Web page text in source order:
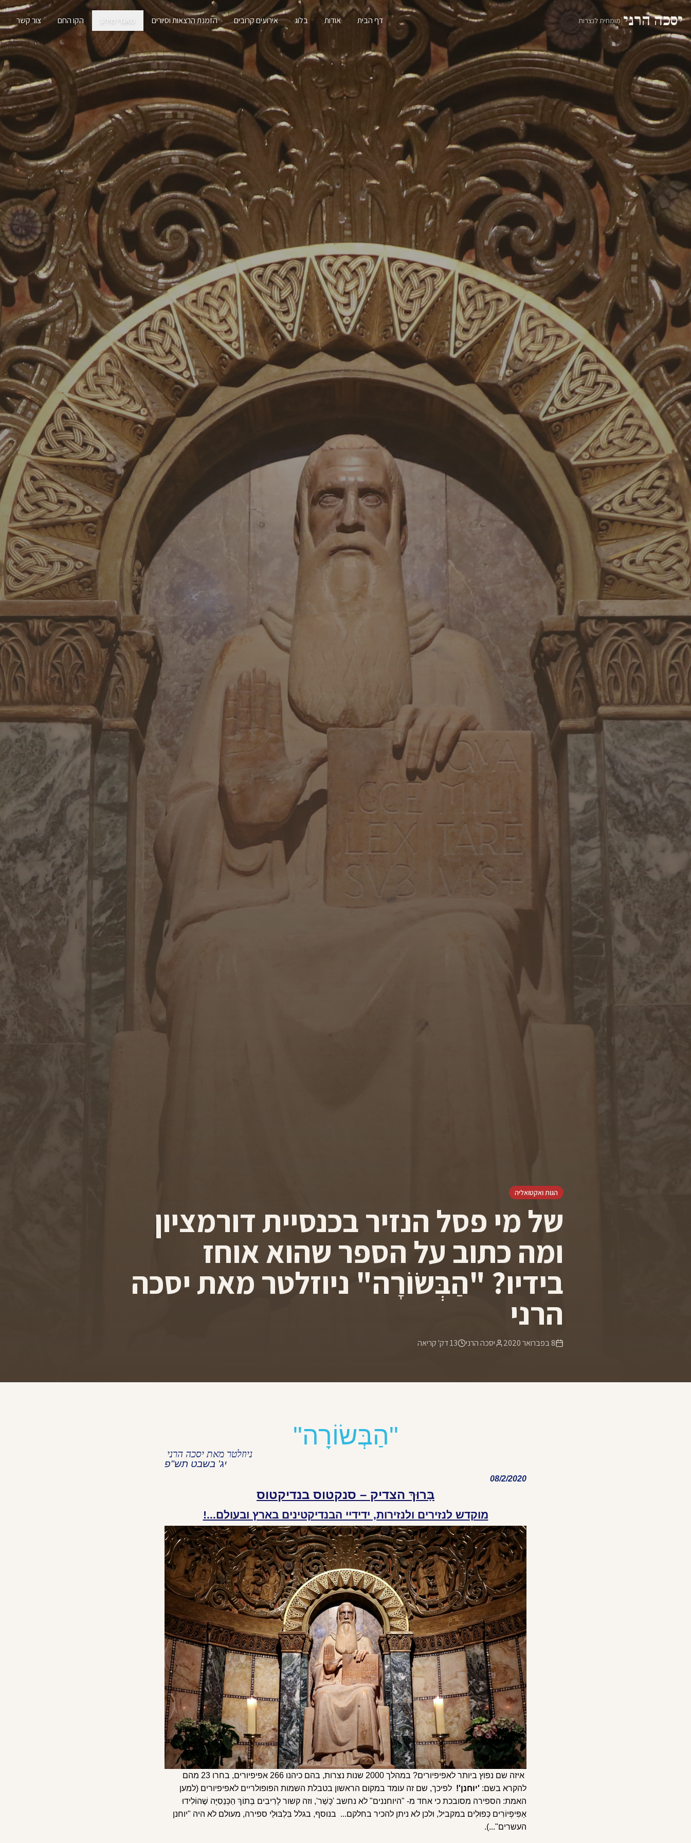
יסכה הרני|מומחית לנצרות דף הבית אודות בלוג אירועים קרובים הזמנת הרצאות וסיורים מאגרי מידע הקו החם צור קשר
הגות ואקטואליה
של מי פסל הנזיר בכנסיית דורמציון
ומה כתוב על הספר שהוא אוחז
בידיו? "הַבְּשׂוֹרָה" ניוזלטר מאת יסכה
הרני
8 בפברואר 2020 יסכה הרני 13דק' קריאה
"הַבְּשׂוֹרָה"
ניוזלטר מאת יסכה הרני
יג' בשבט תש"פ
08/2/2020
בָּרוּךְ הצדיק – סנקטוס בנדיקטוס
מוקדש לנזירים ולנזירות, ידידיי הבנדיקטינים בארץ ובעולם...!
איזה שם נפוץ ביותר לאפיפיורים? במהלך 2000 שנות נצרות, בהם כיהנו 266 אפיפיורים, בחרו 23 מהם
להקרא בשם: 'יוחנן'! לפיכך, שם זה עומד במקום הראשון בטבלת השמות הפופולריים לאפיפיורים (למען
האמת: הספירה מסובכת כי אחד מ- "היוחננים" לא נחשב 'כָּשֵׁר', וזה קשור לָרִיבִים בְּתוֹךְ הַכְּנֵסִיָּה שֶׁהוֹלִידוּ
אַפִּיפְיוֹרִים כְּפוּלִים במקביל, ולכן לא ניתן להכיר בחלקם... בנוסף, בגלל בִּלְבּוּלֵי ספירה, מעולם לא היה "יוחנן
העשרים"...).